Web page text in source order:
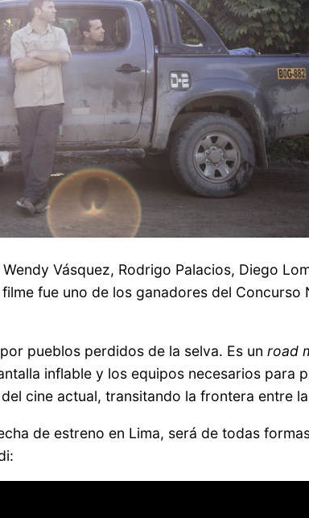
Vásquez, Rodrigo Palacios, Diego
fue uno de los ganadores del
pueblos perdidos de la selva. Es unroad
inflable y los equipos necesarios para
cine actual, transitando la frontera entre
de estreno en Lima, será de todas